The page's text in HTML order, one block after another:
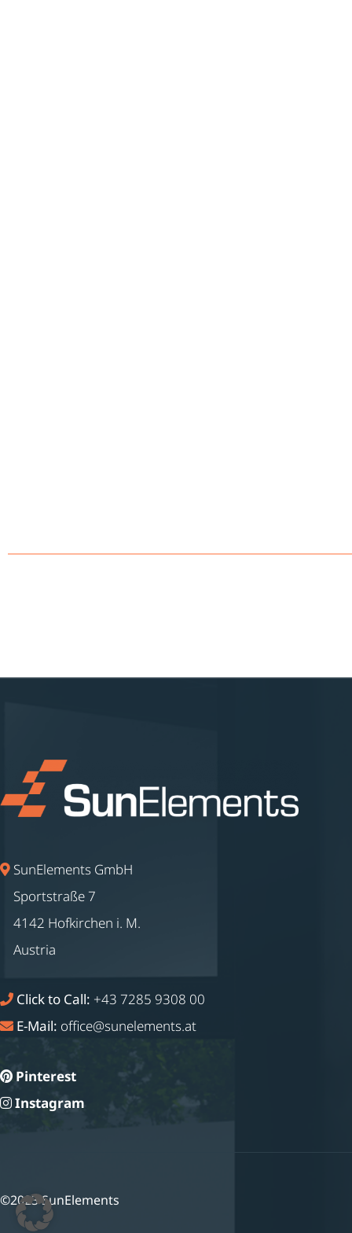
SunElements GmbH
Sportstraße 7
4142 Hofkirchen i. M.
Austria
Click to Call: +43 7285 9308 00
E-Mail: office@sunelements.at
Pinterest
Instagram
©2023 SunElements